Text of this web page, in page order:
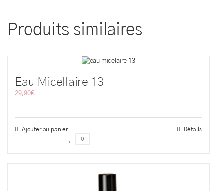
Produits similaires
Eau Micellaire 13
29,90€
Ajouter au panier
Détails
0